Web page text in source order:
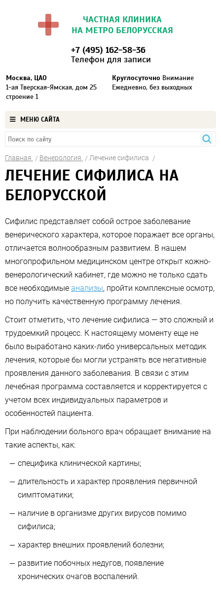
ЧАСТНАЯ КЛИНИКА
НА МЕТРО БЕЛОРУССКАЯ
Москва, ЦАО
1-ая Тверская-Ямская, дом 25
строение 1
+7 (495) 162-58-36
Телефон для записи
Круглосуточно Внимание
Ежедневно, без выходных
МЕНЮ САЙТА
Главная Венерология Лечение сифилиса
ЛЕЧЕНИЕ СИФИЛИСА НА
БЕЛОРУССКОЙ
Сифилис представляет собой острое заболевание
венерического характера, которое поражает все органы,
отличается волнообразным развитием. В нашем
многопрофильном медицинском центре открыт кожно-
венерологический кабинет, где можно не только сдать
все необходимые анализы, пройти комплексные осмотр,
но получить качественную программу лечения.
Стоит отметить, что лечение сифилиса — это сложный и
трудоемкий процесс. К настоящему моменту еще не
было выработано каких-либо универсальных методик
лечения, которые бы могли устранять все негативные
проявления данного заболевания. В связи с этим
лечебная программа составляется и корректируется с
учетом всех индивидуальных параметров и
особенностей пациента.
При наблюдении больного врач обращает внимание на
такие аспекты, как:
специфика клинической картины;
длительность и характер проявления первичной
симптоматики;
наличие в организме других вирусов помимо
сифилиса;
характер внешних проявлений болезни;
развитие побочных недугов, появление
хронических очагов воспалений.